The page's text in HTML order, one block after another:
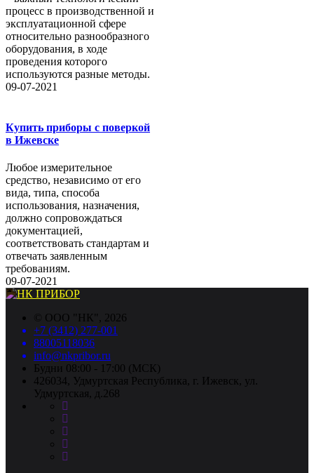
процесс в производственной и
эксплуатационной сфере
относительно разнообразного
оборудования, в ходе
проведения которого
используются разные методы.
09-07-2021
Купить приборы с поверкой
в Ижевске
Любое измерительное
средство, независимо от его
вида, типа, способа
использования, назначения,
должно сопровождаться
документацией,
соответствовать стандартам и
отвечать заявленным
требованиям.
09-07-2021
© ООО "НК", 2026
+7 (3412) 277-001
88005118036
info@nkpribor.ru
Будни 08:00 - 17:00 (МСК)
426034, Удмуртская Республика, г. Ижевск, ул.
Удмуртская, д.268